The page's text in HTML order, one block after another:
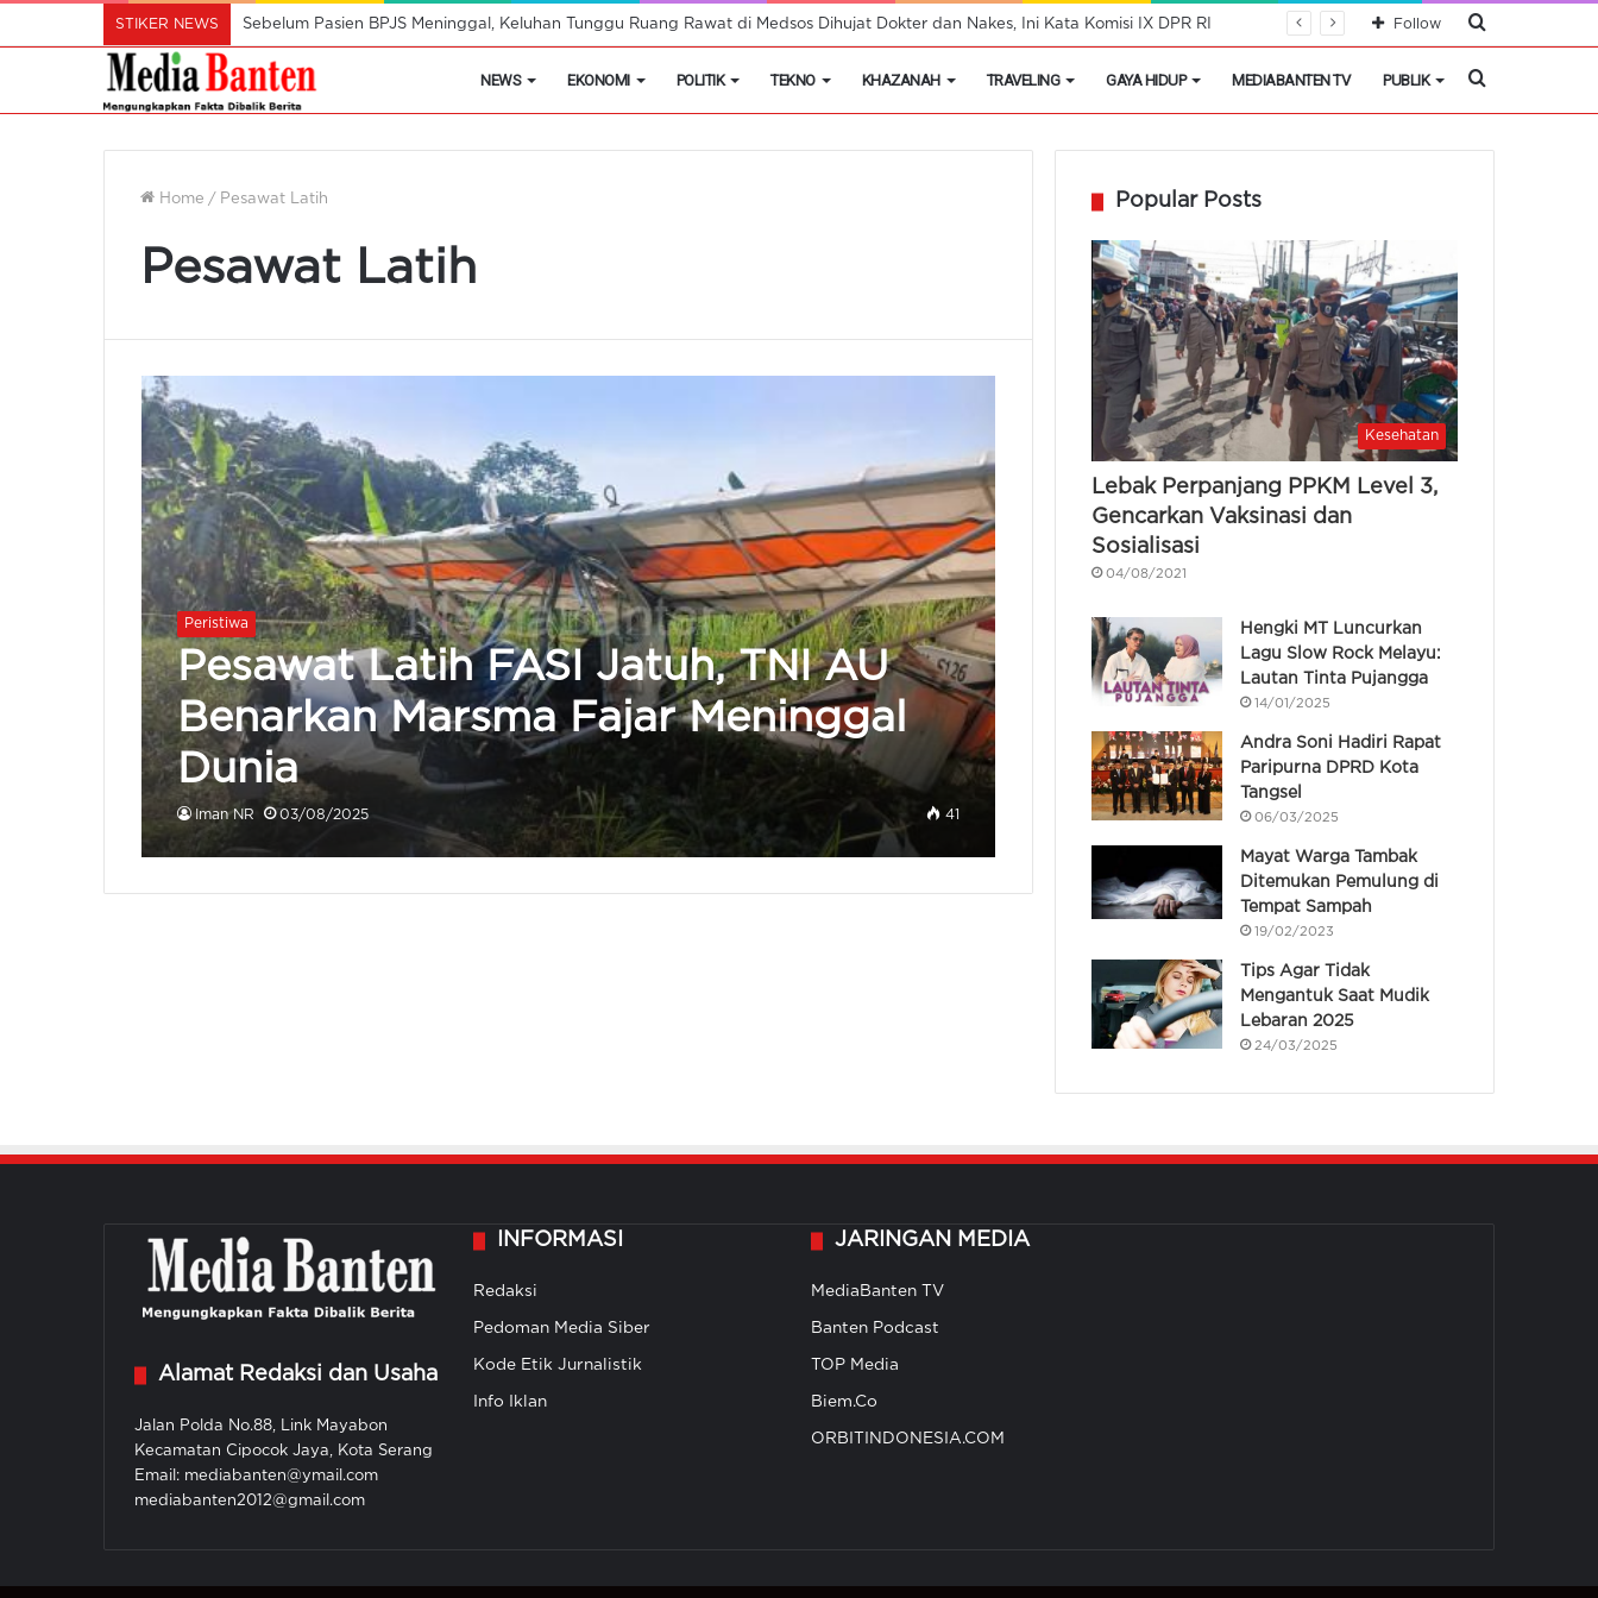
STIKER NEWS Sebelum Pasien BPJS Meninggal, Keluhan Tunggu Ruang Rawat di Medsos Dihujat Dokter dan Nakes, Ini Kata Komisi IX DPR RI Cari
Follow
NEWS EKONOMI POLITIK TEKNO KHAZANAH TRAVELING GAYA HIDUP MEDIABANTEN TV PUBLIK Cari
Home / Pesawat Latih
Pesawat Latih
Peristiwa
Pesawat Latih FASI Jatuh, TNI AU
Benarkan Marsma Fajar Meninggal
Dunia
Iman NR 03/08/2025 41
Popular Posts
Kesehatan
Lebak Perpanjang PPKM Level 3,
Gencarkan Vaksinasi dan
Sosialisasi
04/08/2021
Hengki MT Luncurkan
Lagu Slow Rock Melayu:
Lautan Tinta Pujangga
14/01/2025
Andra Soni Hadiri Rapat
Paripurna DPRD Kota
Tangsel
06/03/2025
Mayat Warga Tambak
Ditemukan Pemulung di
Tempat Sampah
19/02/2023
Tips Agar Tidak
Mengantuk Saat Mudik
Lebaran 2025
24/03/2025
Alamat Redaksi dan Usaha
Jalan Polda No.88, Link Mayabon
Kecamatan Cipocok Jaya, Kota Serang
Email: mediabanten@ymail.com
mediabanten2012@gmail.com
INFORMASI
Redaksi
Pedoman Media Siber
Kode Etik Jurnalistik
Info Iklan
JARINGAN MEDIA
MediaBanten TV
Banten Podcast
TOP Media
Biem.Co
ORBITINDONESIA.COM